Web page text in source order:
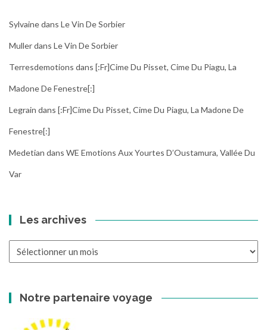
Sylvainedans Le Vin De Sorbier
Mullerdans Le Vin De Sorbier
Terresdemotions dans [:fr]Cime Du Pisset, Cime Du Piagu, La
Madone De Fenestre[:]
Legrain dans [:fr]Cime Du Pisset, Cime Du Piagu, La Madone De
Fenestre[:]
Medetian dans WE Emotions Aux Yourtes D’Oustamura, Vallée Du
Var
Les archives
Notre partenaire voyage